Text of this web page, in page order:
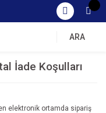
ARA
İade Koşulları
elektronik ortamda sipariş